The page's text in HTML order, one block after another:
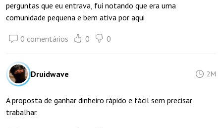
perguntas que eu entrava, fui notando que era uma
comunidade pequena e bem ativa por aqui
0 comentários 0 0
Druidwave 2M
A proposta de ganhar dinheiro rápido e fácil sem precisar
trabalhar.